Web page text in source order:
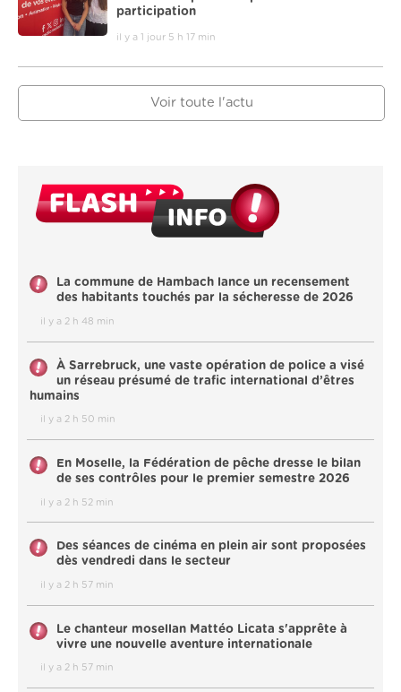
participation
il y a 1 jour 5 h 17 min
Voir toute l'actu
La commune de Hambach lance un recensement
des habitants touchés par la sécheresse de 2026
il y a 2 h 48 min
À Sarrebruck, une vaste opération de police a visé
un réseau présumé de trafic international d’êtres
humains
il y a 2 h 50 min
En Moselle, la Fédération de pêche dresse le bilan
de ses contrôles pour le premier semestre 2026
il y a 2 h 52 min
Des séances de cinéma en plein air sont proposées
dès vendredi dans le secteur
il y a 2 h 57 min
Le chanteur mosellan Mattéo Licata s'apprête à
vivre une nouvelle aventure internationale
il y a 2 h 57 min